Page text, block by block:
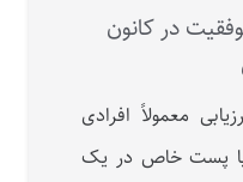
در کانون
معمولاً افرادی
پست خاص در یک